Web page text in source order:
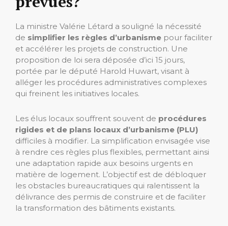
La ministre Valérie Létard a souligné la nécessité
de simplifier les règles d’urbanisme pour faciliter
et accélérer les projets de construction. Une
proposition de loi sera déposée d’ici 15 jours,
portée par le député Harold Huwart, visant à
alléger les procédures administratives complexes
qui freinent les initiatives locales.
Les élus locaux souffrent souvent de procédures
rigides et de plans locaux d’urbanisme (PLU)
difficiles à modifier. La simplification envisagée vise
à rendre ces règles plus flexibles, permettant ainsi
une adaptation rapide aux besoins urgents en
matière de logement. L’objectif est de débloquer
les obstacles bureaucratiques qui ralentissent la
délivrance des permis de construire et de faciliter
la transformation des bâtiments existants.